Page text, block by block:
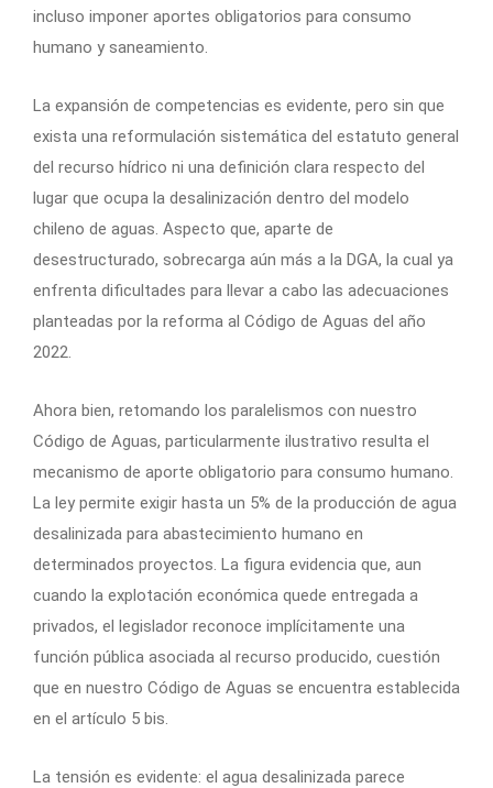
incluso imponer aportes obligatorios para consumo
humano y saneamiento.
La expansión de competencias es evidente, pero sin que
exista una reformulación sistemática del estatuto general
del recurso hídrico ni una definición clara respecto del
lugar que ocupa la desalinización dentro del modelo
chileno de aguas. Aspecto que, aparte de
desestructurado, sobrecarga aún más a la DGA, la cual ya
enfrenta dificultades para llevar a cabo las adecuaciones
planteadas por la reforma al Código de Aguas del año
2022.
Ahora bien, retomando los paralelismos con nuestro
Código de Aguas, particularmente ilustrativo resulta el
mecanismo de aporte obligatorio para consumo humano.
La ley permite exigir hasta un 5% de la producción de agua
desalinizada para abastecimiento humano en
determinados proyectos. La figura evidencia que, aun
cuando la explotación económica quede entregada a
privados, el legislador reconoce implícitamente una
función pública asociada al recurso producido, cuestión
que en nuestro Código de Aguas se encuentra establecida
en el artículo 5 bis.
La tensión es evidente: el agua desalinizada parece